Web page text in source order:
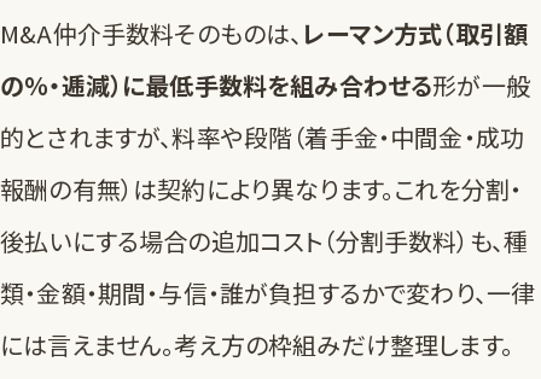
M&A仲介手数料そのものは、 レーマン方式（取引額
の％・逓減）に最低手数料を組み合わせる形が一般
的とされますが、料率や段階（着手金・中間金・成功
報酬の有無）は契約により異なります。これを分割・
後払いにする場合の追加コスト（分割手数料）も、種
類・金額・期間・与信・誰が負担するかで変わり、一律
には言えません。考え方の枠組みだけ整理します。